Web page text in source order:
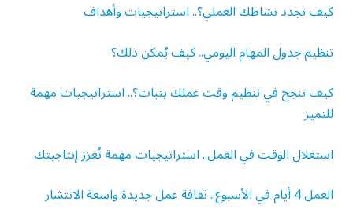
كيف تجدد نشاطك العملي؟.. استراتيجيات وأهداف
تنظيم جدول المهام اليومي.. كيف يُمكن ذلك؟
كيف تنجح في تنظيم وقت عملك بثبات؟.. استراتيجيات مهمة
للتميز
استغلال الوقت في العمل.. استراتيجيات مهمة تُعزز إنتاجيتك
العمل 4 أيام في الأسبوع.. ثقافة عمل جديدة واسعة الانتشار